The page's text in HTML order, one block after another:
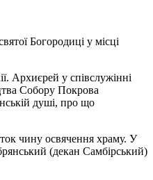
Богородиці у місці
Архиєрей у співслужінні
Собору Покрова
душі, про що
чину освячення храму. У
(декан Самбірський)